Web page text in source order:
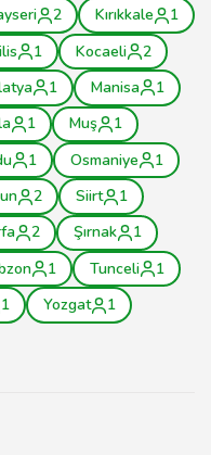
2 Kırıkkale
1
1 Kocaeli
2
1 Manisa
1
1 Muş
1
1 Osmaniye
1
2 Siirt
1
2 Şırnak
1
1 Tunceli
1
1 Yozgat
1